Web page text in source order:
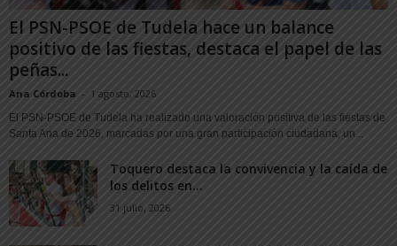
El PSN-PSOE de Tudela hace un balance
positivo de las fiestas, destaca el papel de las
peñas...
Ana Córdoba - 1 agosto, 2026
El PSN-PSOE de Tudela ha realizado una valoración positiva de las fiestas de
Santa Ana de 2026, marcadas por una gran participación ciudadana, un...
Toquero destaca la convivencia y la caída de
los delitos en...
31 julio, 2026